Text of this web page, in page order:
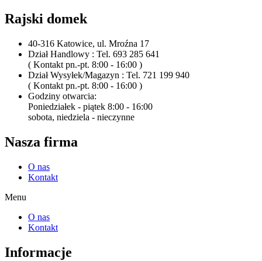
Rajski domek
40-316 Katowice, ul. Mroźna 17
Dział Handlowy : Tel. 693 285 641
( Kontakt pn.-pt. 8:00 - 16:00 )
Dział Wysyłek/Magazyn : Tel. 721 199 940
( Kontakt pn.-pt. 8:00 - 16:00 )
Godziny otwarcia:
Poniedziałek - piątek 8:00 - 16:00
sobota, niedziela - nieczynne
Nasza firma
O nas
Kontakt
Menu
O nas
Kontakt
Informacje